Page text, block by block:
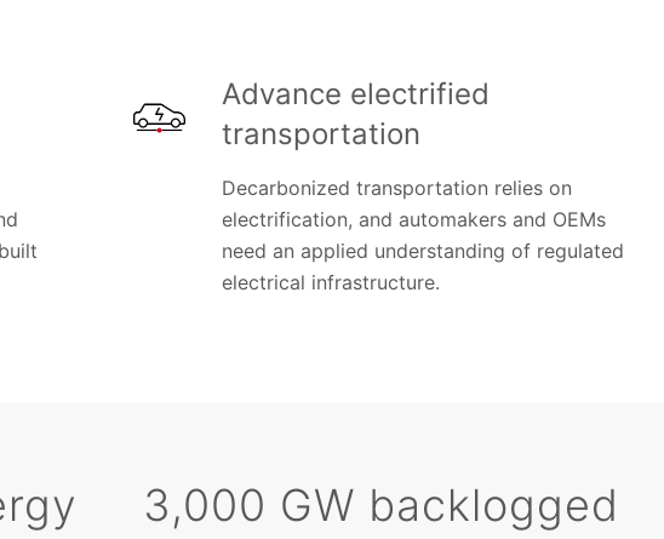
Advance electrified
transportation
Decarbonized transportation relies on
electrification, and automakers and OEMs
need an applied understanding of regulated
electrical infrastructure.
3,000 GW backlogged